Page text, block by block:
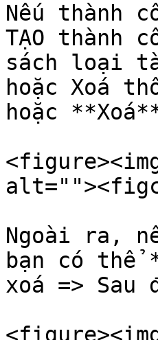
Nếu thành
TẠO thành
sách loại
hoặc Xoá
hoặc
Ngoài ra,
bạn có thể
xoá =>